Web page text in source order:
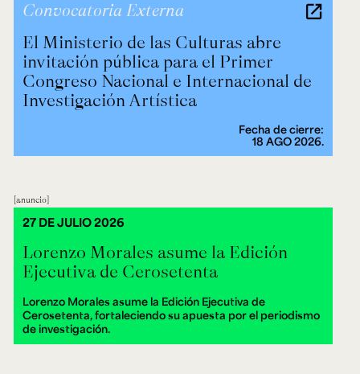
El Ministerio de las Culturas abre
invitación pública para el Primer
Congreso Nacional e Internacional de
Investigación Artística
Convocatoria Externa
Fecha de cierre:
18 AGO 2026.
anuncio
Lorenzo Morales asume la Edición
Ejecutiva de Cerosetenta
Lorenzo Morales asume la Edición Ejecutiva de
Cerosetenta, fortaleciendo su apuesta por el periodismo
de investigación.
27 DE JULIO 2026